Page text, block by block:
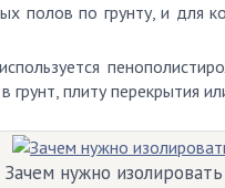
полов по грунту, и
грунт, плиту перекрытия
Зачем нужно